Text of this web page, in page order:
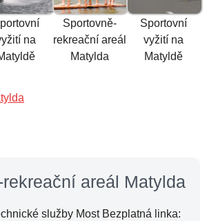
na
Sportovně-
rekreační areál
Matylda
Sportovní
vyžití na
Matyldě
areál Matylda
služby Most Bezplatná linka: